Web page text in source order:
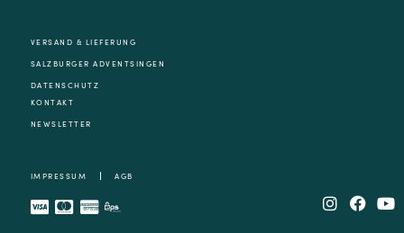
VERSAND & LIEFERUNG
SALZBURGER ADVENTSINGEN
DATENSCHUTZ
KONTAKT
NEWSLETTER
IMPRESSUM AGB